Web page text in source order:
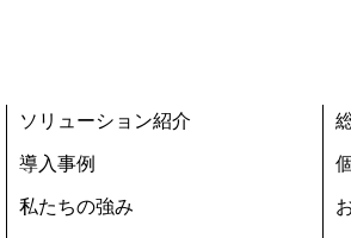
ソリューション紹介
導入事例
私たちの強み